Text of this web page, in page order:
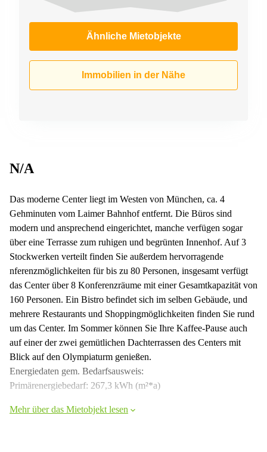
Ähnliche Mietobjekte
Immobilien in der Nähe
N/A
Das moderne Center liegt im Westen von München, ca. 4
Gehminuten vom Laimer Bahnhof entfernt. Die Büros sind
modern und ansprechend eingerichtet, manche verfügen sogar
über eine Terrasse zum ruhigen und begrünten Innenhof. Auf 3
Stockwerken verteilt finden Sie außerdem hervorragende
nferenzmöglichkeiten für bis zu 80 Personen, insgesamt verfügt
das Center über 8 Konferenzräume mit einer Gesamtkapazität von
160 Personen. Ein Bistro befindet sich im selben Gebäude, und
mehrere Restaurants und Shoppingmöglichkeiten finden Sie rund
um das Center. Im Sommer können Sie Ihre Kaffee-Pause auch
auf einer der zwei gemütlichen Dachterrassen des Centers mit
Blick auf den Olympiaturm genießen.
Energiedaten gem. Bedarfsausweis:
Primärenergiebedarf: 267,3 kWh (m²*a)
Mehr über das Mietobjekt lesen